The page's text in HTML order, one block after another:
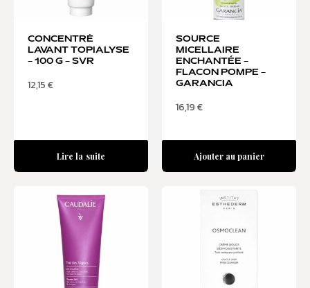
CONCENTRÉ
LAVANT TOPIALYSE
– 100 G – SVR
12,15€
Lire la suite
SOURCE
MICELLAIRE
ENCHANTÉE –
FLACON POMPE –
GARANCIA
16,19€
Ajouter au panier